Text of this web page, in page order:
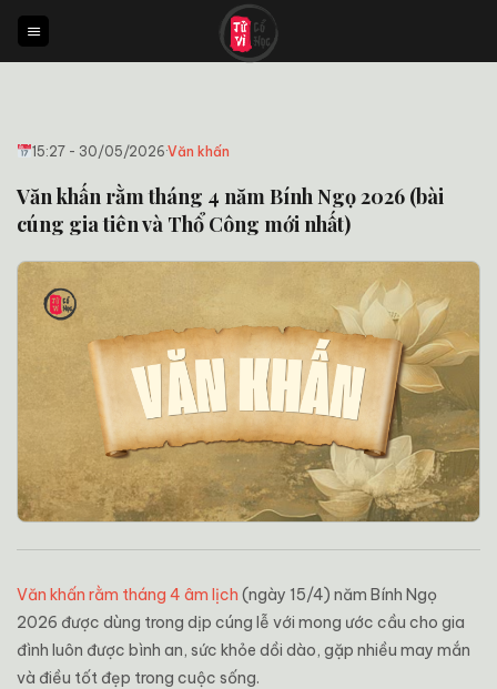
qua
nội
15:27 - 30/05/2026·Văn khấn
Văn khấn rằm tháng 4 năm Bính Ngọ 2026 (bài
cúng gia tiên và Thổ Công mới nhất)
Văn khấn rằm tháng 4 âm lịch (ngày 15/4) năm Bính Ngọ
2026 được dùng trong dịp cúng lễ với mong ước cầu cho gia
đình luôn được bình an, sức khỏe dồi dào, gặp nhiều may mắn
và điều tốt đẹp trong cuộc sống.